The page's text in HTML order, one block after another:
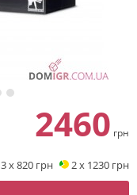
2460 грн
3 x 820 грн 2 x 1230 грн